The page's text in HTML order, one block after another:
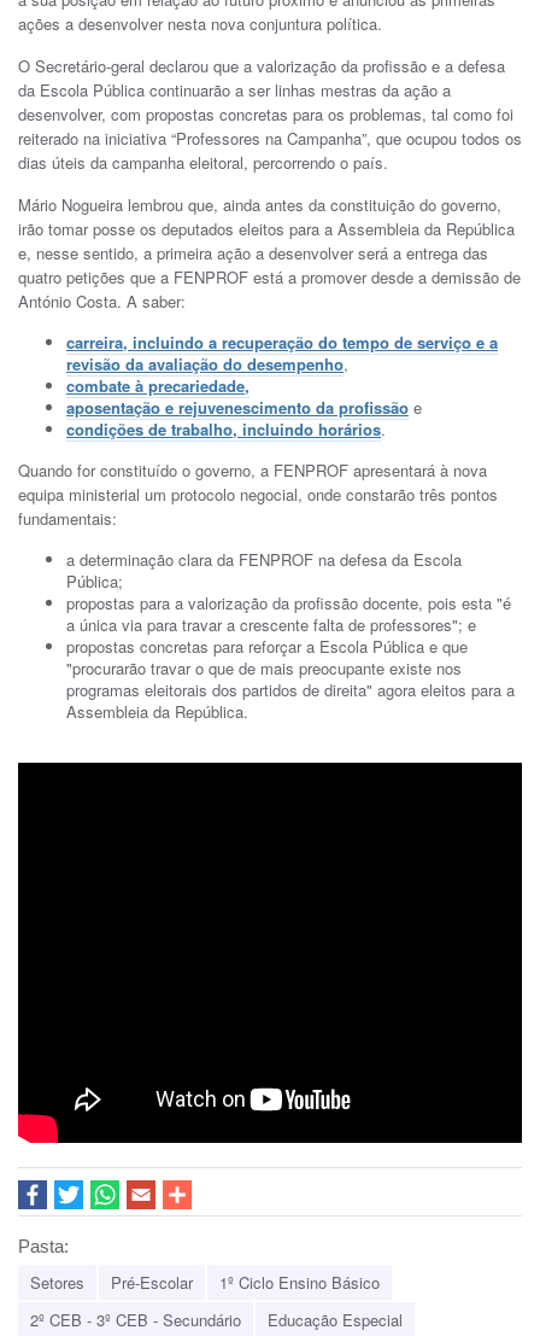
ações a desenvolver nesta nova conjuntura política.
O Secretário-geral declarou que a valorização da profissão e a defesa
da Escola Pública continuarão a ser linhas mestras da ação a
desenvolver, com propostas concretas para os problemas, tal como foi
reiterado na iniciativa “Professores na Campanha”, que ocupou todos os
dias úteis da campanha eleitoral, percorrendo o país.
Mário Nogueira lembrou que, ainda antes da constituição do governo,
irão tomar posse os deputados eleitos para a Assembleia da República
e, nesse sentido, a primeira ação a desenvolver será a entrega das
quatro petições que a FENPROF está a promover desde a demissão de
António Costa. A saber:
carreira, incluindo a recuperação do tempo de serviço e a
revisão da avaliação do desempenho,
combate à precariedade,
aposentação e rejuvenescimento da profissão e
condições de trabalho, incluindo horários.
Quando for constituído o governo, a FENPROF apresentará à nova
equipa ministerial um protocolo negocial, onde constarão três pontos
fundamentais:
a determinação clara da FENPROF na defesa da Escola
Pública;
propostas para a valorização da profissão docente, pois esta "é
a única via para travar a crescente falta de professores"; e
propostas concretas para reforçar a Escola Pública e que
"procurarão travar o que de mais preocupante existe nos
programas eleitorais dos partidos de direita" agora eleitos para a
Assembleia da República.
Pasta:
Setores Pré-Escolar
1º Ciclo Ensino Básico
2º CEB - 3º CEB - Secundário
Educação Especial